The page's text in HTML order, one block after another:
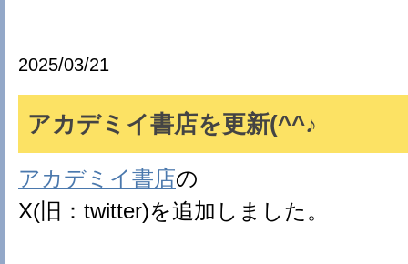
2025/03/21
アカデミイ書店を更新(^^♪
アカデミイ書店の
X(旧：twitter)を追加しました。